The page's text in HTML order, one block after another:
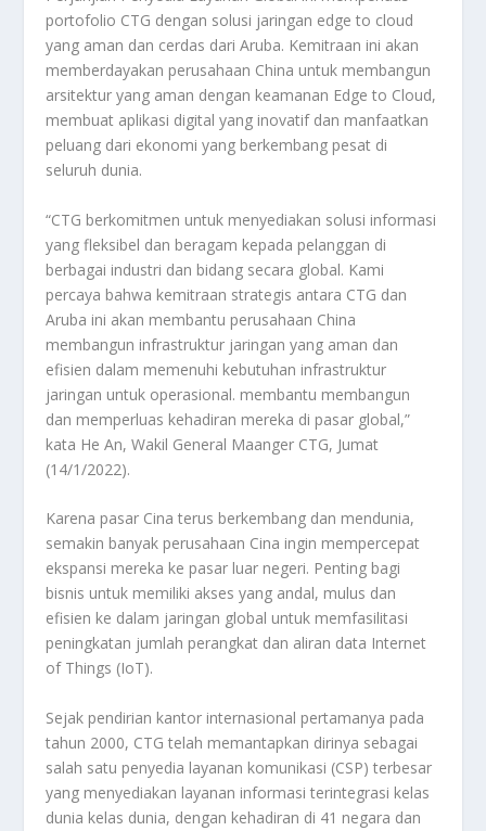
portofolio CTG dengan solusi jaringan edge to cloud
yang aman dan cerdas dari Aruba. Kemitraan ini akan
memberdayakan perusahaan China untuk membangun
arsitektur yang aman dengan keamanan Edge to Cloud,
membuat aplikasi digital yang inovatif dan manfaatkan
peluang dari ekonomi yang berkembang pesat di
seluruh dunia.
“CTG berkomitmen untuk menyediakan solusi informasi
yang fleksibel dan beragam kepada pelanggan di
berbagai industri dan bidang secara global. Kami
percaya bahwa kemitraan strategis antara CTG dan
Aruba ini akan membantu perusahaan China
membangun infrastruktur jaringan yang aman dan
efisien dalam memenuhi kebutuhan infrastruktur
jaringan untuk operasional. membantu membangun
dan memperluas kehadiran mereka di pasar global,”
kata He An, Wakil General Maanger CTG, Jumat
(14/1/2022).
Karena pasar Cina terus berkembang dan mendunia,
semakin banyak perusahaan Cina ingin mempercepat
ekspansi mereka ke pasar luar negeri. Penting bagi
bisnis untuk memiliki akses yang andal, mulus dan
efisien ke dalam jaringan global untuk memfasilitasi
peningkatan jumlah perangkat dan aliran data Internet
of Things (IoT).
Sejak pendirian kantor internasional pertamanya pada
tahun 2000, CTG telah memantapkan dirinya sebagai
salah satu penyedia layanan komunikasi (CSP) terbesar
yang menyediakan layanan informasi terintegrasi kelas
dunia kelas dunia, dengan kehadiran di 41 negara dan